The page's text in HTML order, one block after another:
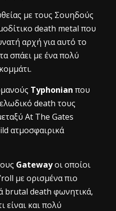
με τους Σουηδούς
death metal που
αρχή για αυτό το
σπάει με ένα πολύ
Typhonian που
death τους
At The Gates
ατμοσφαιρικά
Gatewayοι οποίοι
με ορισμένα πιο
brutal death φωνητικά,
και πολύ